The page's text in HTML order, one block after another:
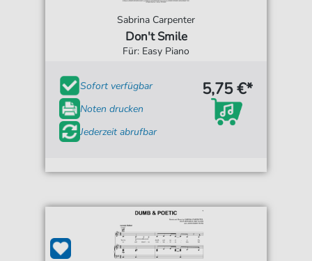
Sabrina Carpenter
Don't Smile
Für: Easy Piano
Sofort verfügbar
Noten drucken
Jederzeit abrufbar
5,75 €*